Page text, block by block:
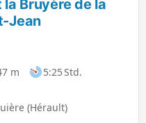
Bruyère de la
Jean
m
5:25 Std.
(Hérault)